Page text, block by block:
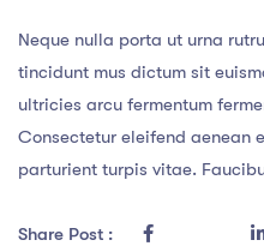
Neque nulla porta ut urna
tincidunt mus dictum sit
ultricies arcu fermentum
Consectetur eleifend aenean
parturient turpis vitae.
Share Post :